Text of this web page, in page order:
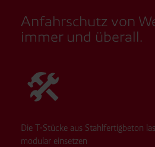
Anfahrschutz von
immer und überall.
Die T-Stücke aus Stahlfertigbeton
modular einsetzen